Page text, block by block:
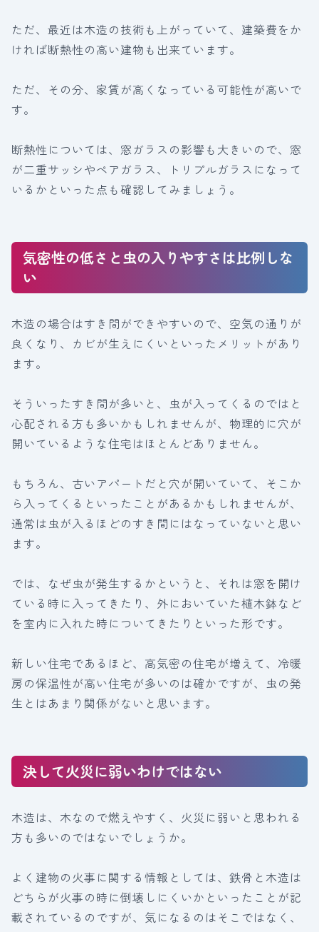
ただ、最近は木造の技術も上がっていて、建築費をか
ければ断熱性の高い建物も出来ています。
ただ、その分、家賃が高くなっている可能性が高いで
す。
断熱性については、窓ガラスの影響も大きいので、窓
が二重サッシやペアガラス、トリプルガラスになって
いるかといった点も確認してみましょう。
気密性の低さと虫の入りやすさは比例しな
い
木造の場合はすき間ができやすいので、空気の通りが
良くなり、カビが生えにくいといったメリットがあり
ます。
そういったすき間が多いと、虫が入ってくるのではと
心配される方も多いかもしれませんが、物理的に穴が
開いているような住宅はほとんどありません。
もちろん、古いアパートだと穴が開いていて、そこか
ら入ってくるといったことがあるかもしれませんが、
通常は虫が入るほどのすき間にはなっていないと思い
ます。
では、なぜ虫が発生するかというと、それは窓を開け
ている時に入ってきたり、外においていた植木鉢など
を室内に入れた時についてきたりといった形です。
新しい住宅であるほど、高気密の住宅が増えて、冷暖
房の保温性が高い住宅が多いのは確かですが、虫の発
生とはあまり関係がないと思います。
決して火災に弱いわけではない
木造は、木なので燃えやすく、火災に弱いと思われる
方も多いのではないでしょうか。
よく建物の火事に関する情報としては、鉄骨と木造は
どちらが火事の時に倒壊しにくいかといったことが記
載されているのですが、気になるのはそこではなく、